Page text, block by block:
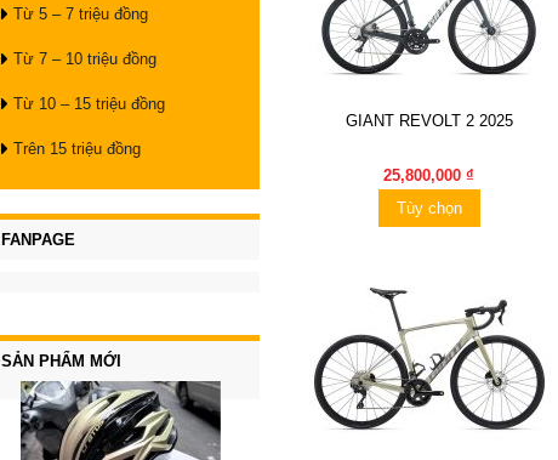
Từ 5 – 7 triệu đồng
Từ 7 – 10 triệu đồng
Từ 10 – 15 triệu đồng
Trên 15 triệu đồng
FANPAGE
SẢN PHẨM MỚI
GIANT REVOLT 2 2025
25,800,000 ₫
Tùy chọn